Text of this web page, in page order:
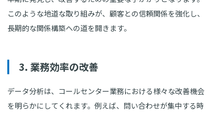
このような地道な取り組みが、顧客との信頼関係を強化し、
長期的な関係構築への道を開きます。
3. 業務効率の改善
データ分析は、コールセンター業務における様々な改善機会
を明らかにしてくれます。例えば、問い合わせが集中する時